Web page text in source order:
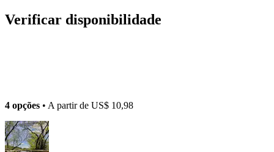
Verificar disponibilidade
4 opções • A partir de US$ 10,98